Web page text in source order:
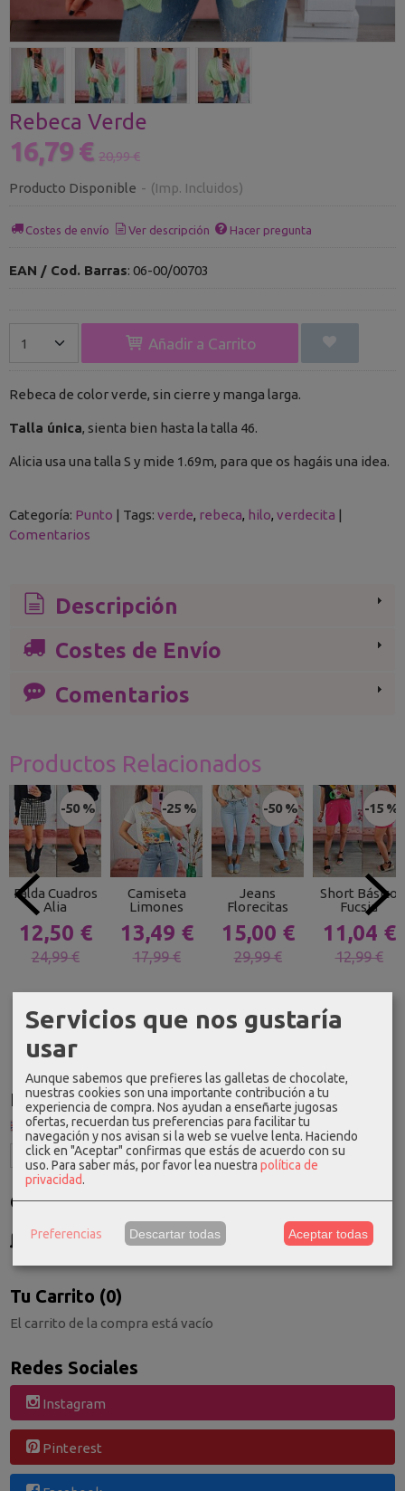
Idioma
Costes de Envío
GRATIS *
Consultar Destinos
Tu Carrito (0)
El carrito de la compra está vacío
Redes Sociales
Instagram
Pinterest
Rebeca Verde
16,79 € 20,99 €
Producto Disponible - (Imp. Incluidos)
Costes de envío Ver descripción Hacer pregunta
EAN / Cod. Barras: 06-00/00703
Añadir a Carrito
Rebeca de color verde, sin cierre y manga larga.
Talla única, sienta bien hasta la talla 46.
Alicia usa una talla S y mide 1.69m, para que os hagáis una idea.
Categoría: Punto | Tags: verde rebeca hilo verdecita |
Comentarios
Descripción
Costes de Envío
Comentarios
Productos Relacionados
-50 %
Falda Cuadros
Alia
12,50 €
24,99 €
-25 %
Camiseta
Limones
13,49 €
17,99 €
-50 %
Jeans
Florecitas
15,00 €
29,99 €
-15 %
Short Básico
Fucsia
11,04 €
12,99 €
Servicios que nos gustaría
usar
Aunque sabemos que prefieres las galletas de chocolate,
nuestras cookies son una importante contribución a tu
experiencia de compra. Nos ayudan a enseñarte jugosas
ofertas, recuerdan tus preferencias para facilitar tu
navegación y nos avisan si la web se vuelve lenta. Haciendo
click en "Aceptar" confirmas que estás de acuerdo con su
uso. Para saber más, por favor lea nuestra política de
privacidad.
Preferencias Descartar todas Aceptar todas